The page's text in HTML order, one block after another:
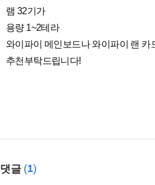
램 32기가
용량 1~2테라
와이파이 메인보드나 와이파이 랜 카
추천부탁드립니다!
댓글 (1)